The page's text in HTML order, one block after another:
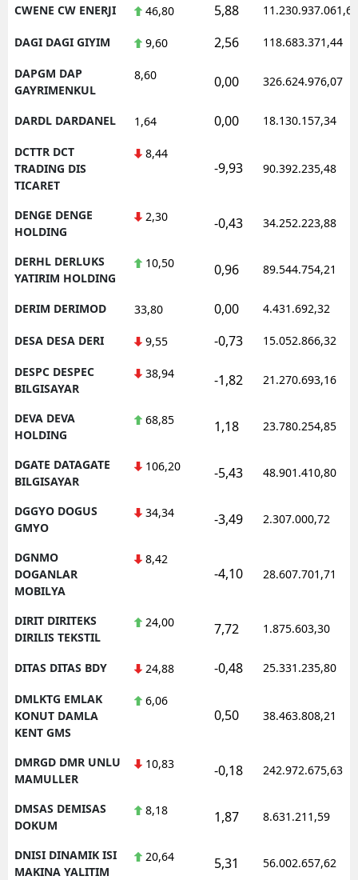
CWENE CW ENERJI 46,80 5,88 11.230.937.061,62
DAGI DAGI GIYIM 9,60 2,56 118.683.371,44
DAPGM DAP
GAYRIMENKUL
8,60 0,00 326.624.976,07
DARDL DARDANEL 1,64 0,00 18.130.157,34
DCTTR DCT
TRADING DIS
TICARET
8,44
-9,93 90.392.235,48
DENGE DENGE
HOLDING
2,30 -0,43 34.252.223,88
DERHL DERLUKS
YATIRIM HOLDING
10,50 0,96 89.544.754,21
DERIM DERIMOD 33,80 0,00 4.431.692,32
DESA DESA DERI 9,55 -0,73 15.052.866,32
DESPC DESPEC
BILGISAYAR
38,94 -1,82 21.270.693,16
DEVA DEVA
HOLDING
68,85 1,18 23.780.254,85
DGATE DATAGATE
BILGISAYAR
106,20 -5,43 48.901.410,80
DGGYO DOGUS
GMYO
34,34 -3,49 2.307.000,72
DGNMO
DOGANLAR
MOBILYA
8,42
-4,10 28.607.701,71
DIRIT DIRITEKS
DIRILIS TEKSTIL
24,00 7,72 1.875.603,30
DITAS DITAS BDY 24,88 -0,48 25.331.235,80
DMLKTG EMLAK
KONUT DAMLA
KENT GMS
6,06
0,50 38.463.808,21
DMRGD DMR UNLU
MAMULLER
10,83 -0,18 242.972.675,63
DMSAS DEMISAS
DOKUM
8,18 1,87 8.631.211,59
DNISI DINAMIK ISI
MAKINA YALITIM
20,64 5,31 56.002.657,62